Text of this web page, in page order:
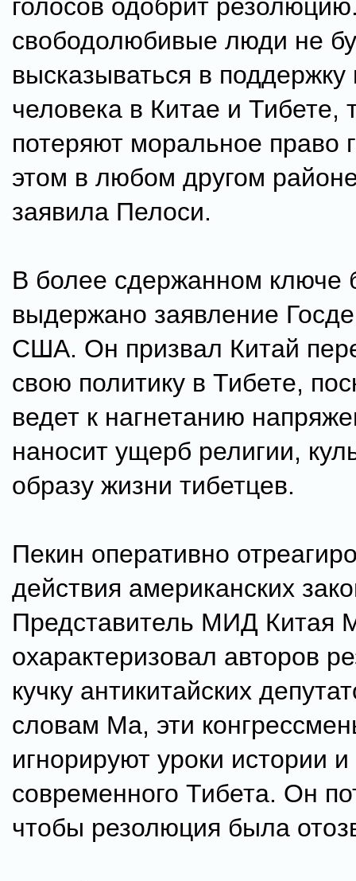
голосов одобрит
свободолюбивые люди не
высказываться в поддержку
человека в Китае и Тибете,
потеряют моральное право
этом в любом другом
заявила Пелоси.
В более сдержанном ключе
выдержано заявление
США. Он призвал Китай
свою политику в Тибете,
ведет к нагнетанию
наносит ущерб религии,
образу жизни тибетцев.
Пекин оперативно
действия американских
Представитель МИД Китая
охарактеризовал авторов
кучку антикитайских
словам Ма, эти
игнорируют уроки истории
современного Тибета. Он
чтобы резолюция была